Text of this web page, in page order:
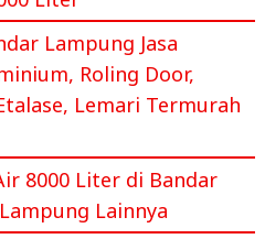
Lampung Jasa
Roling Door,
Lemari Termurah
8000 Liter di Bandar
Lainnya